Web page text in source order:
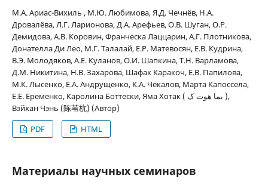
М.А. Ариас-Вихиль , М.Ю. Любимова, Я.Д. Чечнёв, Н.А.
Дровалёва, Л.Г. Ларионова, Д.А. Арефьев, О.В. Шуган, О.Р.
Демидова, А.В. Коровин, Франческа Лаццарин, А.Г. Плотникова,
Донателла Ди Лео, М.Г. Талалай, Е.Р. Матевосян, Е.В. Кудрина,
В.Э. Молодяков, А.Е. Куланов, О.И. Шапкина, Т.Н. Варламова,
Д.М. Никитина, Н.В. Захарова, Шафак Каракоч, Е.В. Папилова,
М.К. Лысенко, Е.А. Андрущенко, К.А. Чекалов, Марта Капоссела,
Е.Е. Еременко, Каролина Боттески, Яма Хотак ( یما هوت ک ),
Вэйхан Чэнь (陈苇杭) (Автор)
PDF
HTML
Материалы научных семинаров